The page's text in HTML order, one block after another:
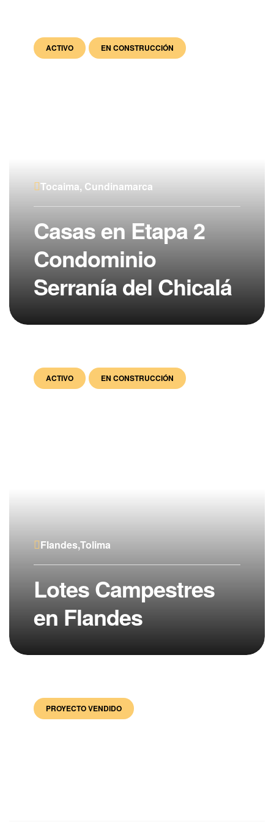
ACTIVO EN CONSTRUCCIÓN
Tocaima, Cundinamarca
Casas en Etapa 2
Condominio
Serranía del Chicalá
ACTIVO EN CONSTRUCCIÓN
Flandes,Tolima
Lotes Campestres
en Flandes
PROYECTO VENDIDO